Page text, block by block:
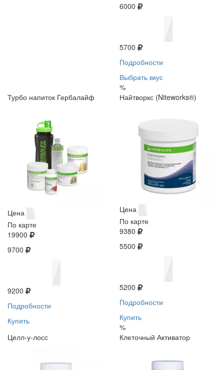
6000
5700
Подробности
Выбрать вкус
%
Турбо напиток Гербалайф
Цена
По карте
19900
9700
9200
Подробности
Купить
Найтворкс (Niteworks®)
Цена
По карте
9380
5500
5200
Подробности
Купить
%
Целл-у-лосс
Клеточный Активатор